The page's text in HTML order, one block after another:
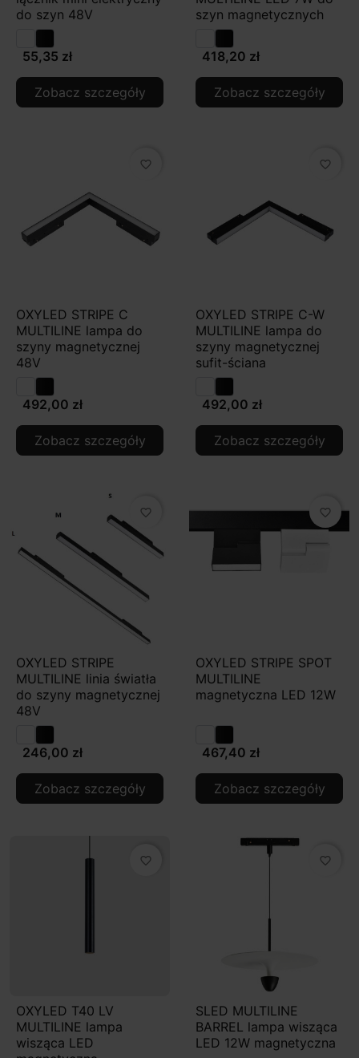
do szyn 48V
55,35 zł
Zobacz szczegóły
szyn magnetycznych
418,20 zł
Zobacz szczegóły
favorite_border
OXYLED STRIPE C
MULTILINE lampa do
szyny magnetycznej
48V
492,00 zł
Zobacz szczegóły
favorite_border
OXYLED STRIPE C-W
MULTILINE lampa do
szyny magnetycznej
sufit-ściana
492,00 zł
Zobacz szczegóły
favorite_border
OXYLED STRIPE
MULTILINE linia światła
do szyny magnetycznej
48V
246,00 zł
Zobacz szczegóły
favorite_border
OXYLED STRIPE SPOT
MULTILINE
magnetyczna LED 12W
467,40 zł
Zobacz szczegóły
favorite_border
OXYLED T40 LV
MULTILINE lampa
wisząca LED
favorite_border
SLED MULTILINE
BARREL lampa wisząca
LED 12W magnetyczna